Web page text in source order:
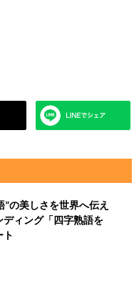
の美しさを世界へ伝え
ディング「四字熟語を
ト